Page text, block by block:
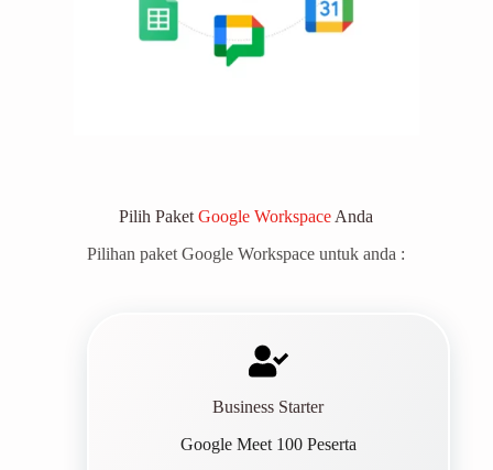
Pilih PaketGoogle Workspace Anda
Pilihan paket Google Workspace untuk anda :
Business Starter
Google Meet 100 Peserta